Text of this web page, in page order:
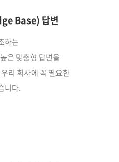
Base) 답변
하는
은 맞춤형 답변을
리 회사에 꼭 필요한
니다.